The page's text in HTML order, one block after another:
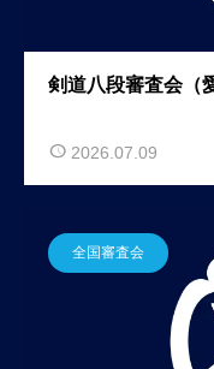
剣道八段審査会（
2026.07.09
全国審査会